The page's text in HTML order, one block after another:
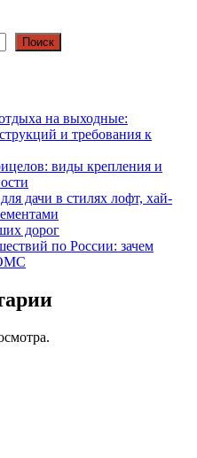
Поиск
на выходные:
и требования к
виды крепления и
дачи в стилях лофт, хай-
дорог
по России: зачем